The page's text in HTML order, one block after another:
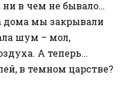
ни в чем не бывало…
дома мы закрывали
шум – мол,
А теперь…
в темном царстве?